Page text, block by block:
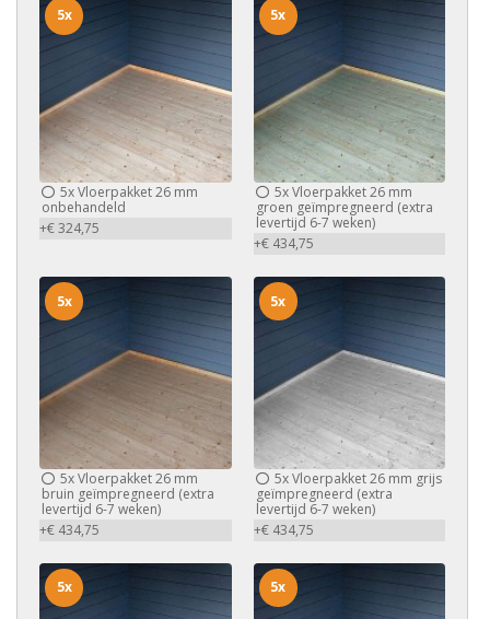
5xVloerpakket 26 mm
onbehandeld
+€ 324,75
5x
5xVloerpakket 26 mm
groen geïmpregneerd (extra
levertijd 6-7 weken)
+€ 434,75
5x
5xVloerpakket 26 mm
bruin geïmpregneerd (extra
levertijd 6-7 weken)
+€ 434,75
5x
5xVloerpakket 26 mm grijs
geïmpregneerd (extra
levertijd 6-7 weken)
+€ 434,75
5x
5x 5x